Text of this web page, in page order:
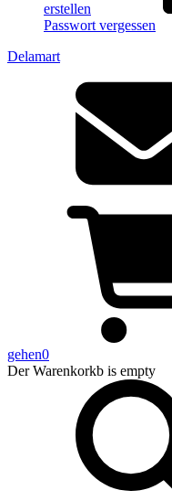
erstellen
Passwort vergessen
Delamart
gehen0
Der Warenkorkb is empty